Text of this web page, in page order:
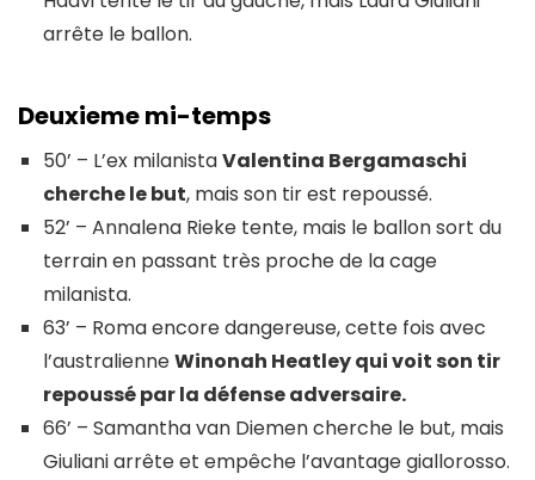
arrête le ballon.
Deuxieme mi-temps
50’ – L’ex milanistaValentina Bergamaschi
cherche le but, mais son tir est repoussé.
52’ – Annalena Rieke tente, mais le ballon sort du
terrain en passant très proche de la cage
milanista.
63’ – Roma encore dangereuse, cette fois avec
l’australienneWinonah Heatley qui voit son tir
repoussé par la défense adversaire.
66’ – Samantha van Diemen cherche le but, mais
Giuliani arrête et empêche l’avantage giallorosso.